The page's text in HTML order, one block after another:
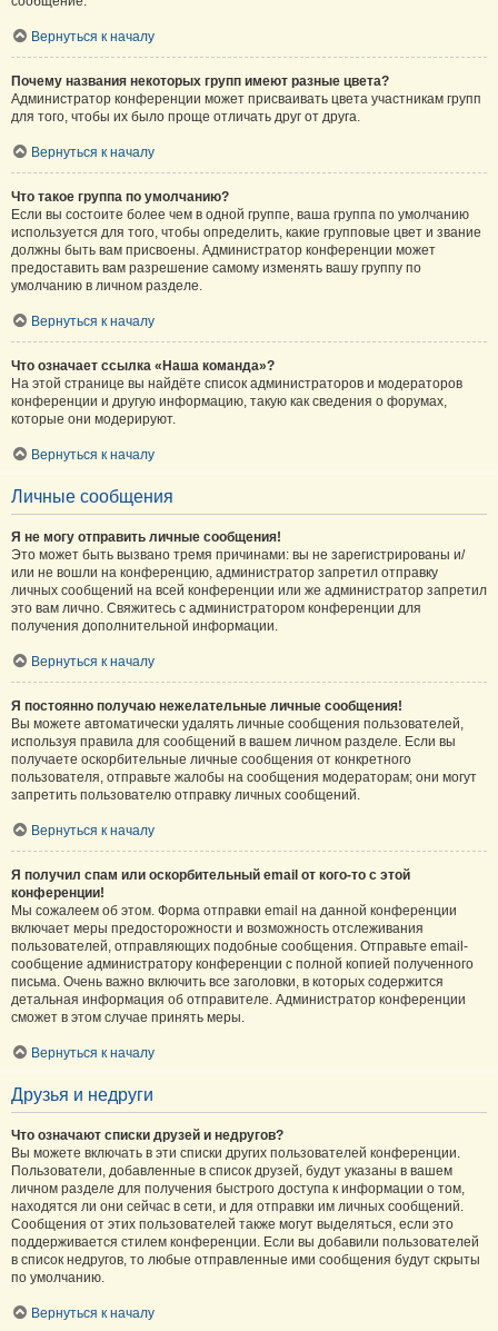
Вернуться к началу
Почему названия некоторых групп имеют разные цвета?
Администратор конференции может присваивать цвета участникам групп
для того, чтобы их было проще отличать друг от друга.
Вернуться к началу
Что такое группа по умолчанию?
Если вы состоите более чем в одной группе, ваша группа по умолчанию
используется для того, чтобы определить, какие групповые цвет и звание
должны быть вам присвоены. Администратор конференции может
предоставить вам разрешение самому изменять вашу группу по
умолчанию в личном разделе.
Вернуться к началу
Что означает ссылка «Наша команда»?
На этой странице вы найдёте список администраторов и модераторов
конференции и другую информацию, такую как сведения о форумах,
которые они модерируют.
Вернуться к началу
Личные сообщения
Я не могу отправить личные сообщения!
Это может быть вызвано тремя причинами: вы не зарегистрированы и/
или не вошли на конференцию, администратор запретил отправку
личных сообщений на всей конференции или же администратор запретил
это вам лично. Свяжитесь с администратором конференции для
получения дополнительной информации.
Вернуться к началу
Я постоянно получаю нежелательные личные сообщения!
Вы можете автоматически удалять личные сообщения пользователей,
используя правила для сообщений в вашем личном разделе. Если вы
получаете оскорбительные личные сообщения от конкретного
пользователя, отправьте жалобы на сообщения модераторам; они могут
запретить пользователю отправку личных сообщений.
Вернуться к началу
Я получил спам или оскорбительный email от кого-то с этой
конференции!
Мы сожалеем об этом. Форма отправки email на данной конференции
включает меры предосторожности и возможность отслеживания
пользователей, отправляющих подобные сообщения. Отправьте email-
сообщение администратору конференции с полной копией полученного
письма. Очень важно включить все заголовки, в которых содержится
детальная информация об отправителе. Администратор конференции
сможет в этом случае принять меры.
Вернуться к началу
Друзья и недруги
Что означают списки друзей и недругов?
Вы можете включать в эти списки других пользователей конференции.
Пользователи, добавленные в список друзей, будут указаны в вашем
личном разделе для получения быстрого доступа к информации о том,
находятся ли они сейчас в сети, и для отправки им личных сообщений.
Сообщения от этих пользователей также могут выделяться, если это
поддерживается стилем конференции. Если вы добавили пользователей
в список недругов, то любые отправленные ими сообщения будут скрыты
по умолчанию.
Вернуться к началу